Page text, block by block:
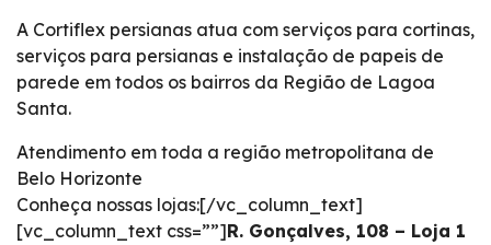
A Cortiflex persianas atua com serviços para cortinas,
serviços para persianas e instalação de papeis de
parede em todos os bairros da Região de Lagoa
Santa.
Atendimento em toda a região metropolitana de
Belo Horizonte
Conheça nossas lojas:[/vc_column_text]
[vc_column_text css=””]R. Gonçalves, 108 – Loja 1